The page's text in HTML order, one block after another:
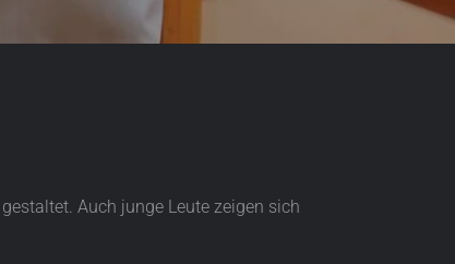
Auch junge Leute zeigen sich